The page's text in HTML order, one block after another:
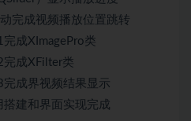
完成视频播放位置跳转
成XImagePro类
成XFilter类
成界视频结果显示
建和界面实现完成